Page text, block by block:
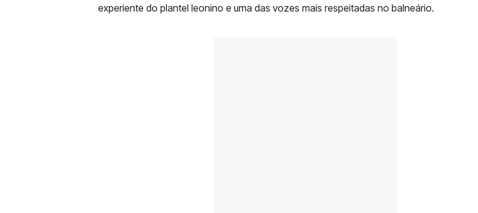
experiente do plantel leonino e uma das vozes mais respeitadas no balneário.